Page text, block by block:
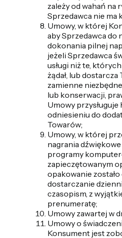
zależy od wahań na
Sprzedawca nie ma
Umowy, w której
aby Sprzedawca do
dokonania pilnej
jeżeli Sprzedawca
usługi niż te,
żądał, lub
zamienne
lub konserwacji,
Umowy
odniesieniu do
Towarów;
Umowy, w której
nagrania
programy
zapieczętowanym
opakowanie
dostarczanie
czasopism, z
prenumeratę;
Umowy zawartej w
Umowy o
Konsument jest